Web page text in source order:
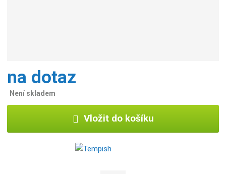
na dotaz
Není skladem
Vložit do košíku